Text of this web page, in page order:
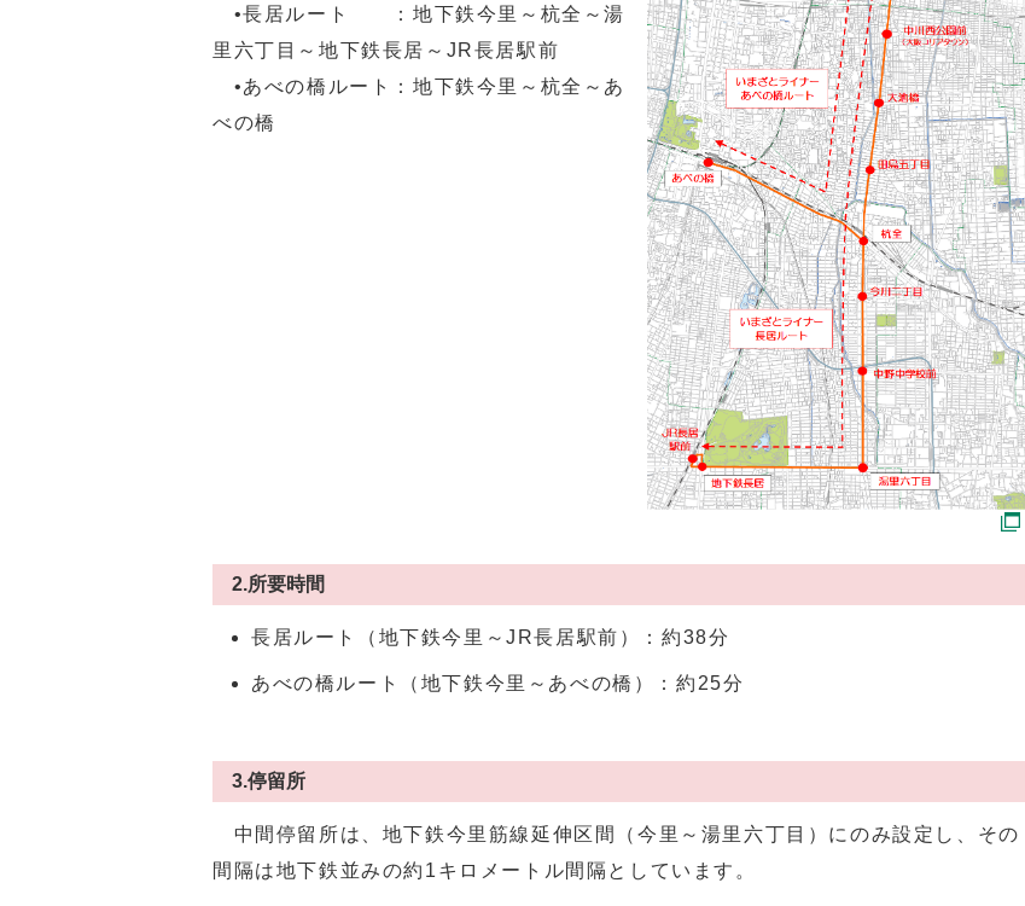
•長居ルート ：地下鉄今里～杭全～湯
里六丁目～地下鉄長居～JR長居駅前
•あべの橋ルート：地下鉄今里～杭全～あ
べの橋
2.所要時間
長居ルート（地下鉄今里～JR長居駅前）：約38分
あべの橋ルート（地下鉄今里～あべの橋）：約25分
3.停留所
中間停留所は、地下鉄今里筋線延伸区間（今里～湯里六丁目）にのみ設定し、その
間隔は地下鉄並みの約1キロメートル間隔としています。